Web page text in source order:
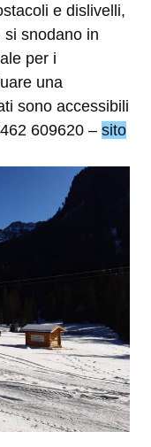
e dislivelli,
snodano in
per i
una
sono accessibili
609620 – sito